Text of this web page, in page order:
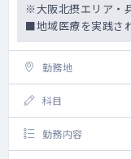
※大阪北摂エリア・
■地域医療を実践さ
勤務地
科目
勤務内容